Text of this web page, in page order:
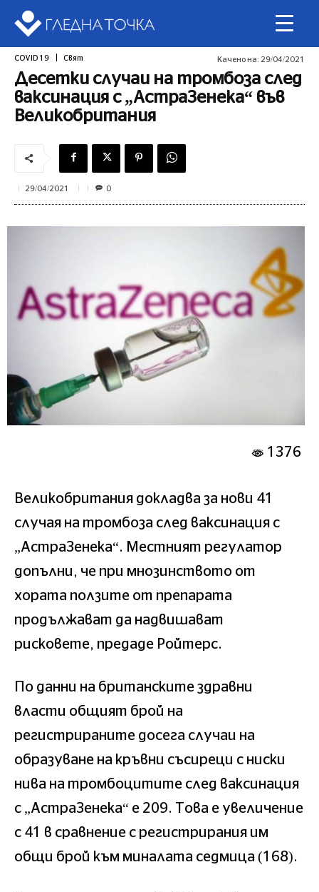
COVID 19 Свят Качено на: 29/04/2021
Десетки случаи на тромбоза след
ваксинация с „АстраЗенека“ във
Великобритания
29/04/2021 0
1376
Великобритания докладва за нови 41
случая на тромбоза след ваксинация с
„АстраЗенека“. Местният регулатор
допълни, че при мнозинството от
хората ползите от препарата
продължават да надвишават
рисковете, предаде Ройтерс.
По данни на британските здравни
власти общият брой на
регистрираните досега случаи на
образуване на кръвни съсиреци с ниски
нива на тромбоцитите след ваксинация
с „АстраЗенека“ е 209. Това е увеличение
с 41 в сравнение с регистрирания им
общи брой към миналата седмица (168).